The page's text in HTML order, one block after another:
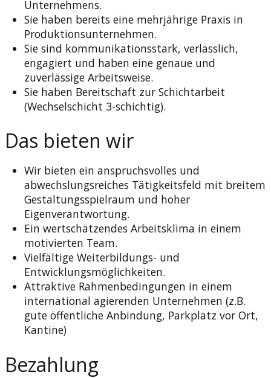
Unternehmens.
Sie haben bereits eine mehrjährige Praxis in
Produktionsunternehmen.
Sie sind kommunikationsstark, verlässlich,
engagiert und haben eine genaue und
zuverlässige Arbeitsweise.
Sie haben Bereitschaft zur Schichtarbeit
(Wechselschicht 3-schichtig).
Das bieten wir
Wir bieten ein anspruchsvolles und
abwechslungsreiches Tätigkeitsfeld mit breitem
Gestaltungsspielraum und hoher
Eigenverantwortung.
Ein wertschätzendes Arbeitsklima in einem
motivierten Team.
Vielfältige Weiterbildungs- und
Entwicklungsmöglichkeiten.
Attraktive Rahmenbedingungen in einem
international agierenden Unternehmen (z.B.
gute öffentliche Anbindung, Parkplatz vor Ort,
Kantine)
Bezahlung